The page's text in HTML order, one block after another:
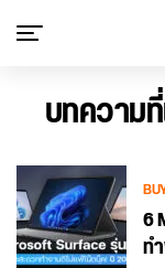
บทความ
6
ท